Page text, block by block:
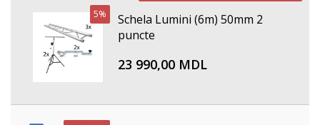
5%
Schela Lumini (6m) 50mm 2
puncte
23 990,00 MDL